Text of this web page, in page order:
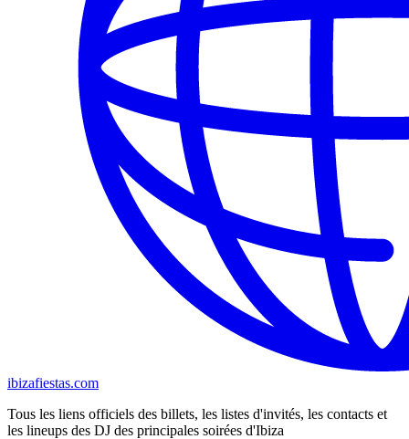
ibizafiestas.com
Tous les liens officiels des billets, les listes d'invités, les contacts et
les lineups des DJ des principales soirées d'Ibiza